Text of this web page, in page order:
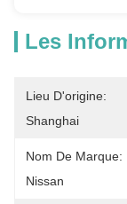
Les
Lieu D'origine:
Shanghai
Nom De Marque:
Nissan